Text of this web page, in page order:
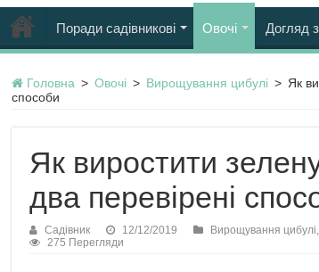
Поради садівникові Овочі Догляд
Головна > Овочі > Вирощування цибулі > Як
способи
Як виростити
два перевірені
Садівник 12/12/2019 Вирощування цибулі,
275 Перегляди